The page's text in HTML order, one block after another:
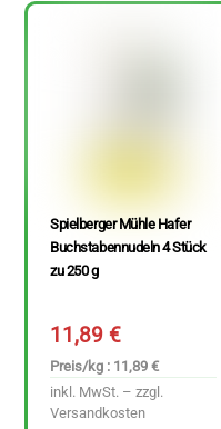
Spielberger Mühle Hafer
Buchstabennudeln 4 Stück
zu 250 g
11,89€
Preis/kg : 11,89 €
inkl. MwSt. – zzgl.
Versandkosten